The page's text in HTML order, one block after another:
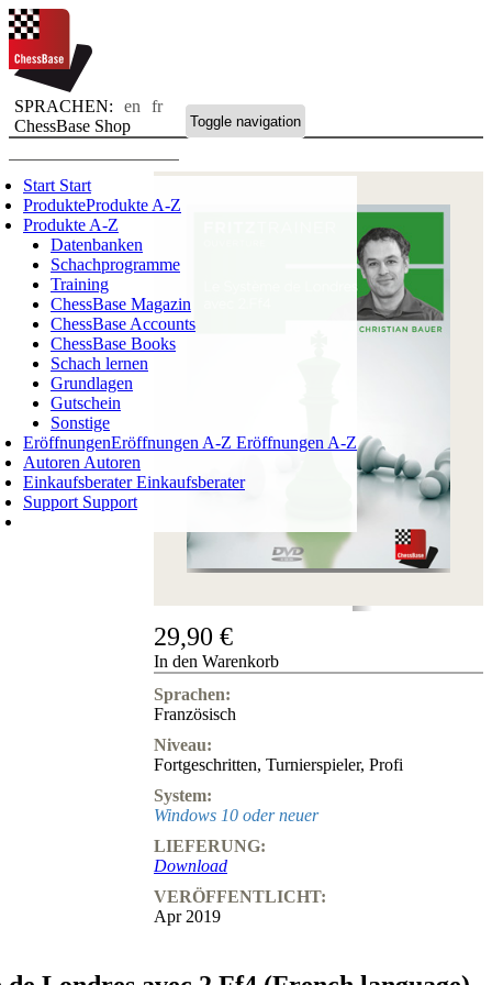
SPRACHEN: en
fr
ChessBase Shop
Toggle navigation
Start Start
ProdukteProdukte A-Z
Produkte A-Z
Datenbanken
Schachprogramme
Training
ChessBase Magazin
ChessBase Accounts
ChessBase Books
Schach lernen
Grundlagen
Gutschein
Sonstige
EröffnungenEröffnungen A-Z Eröffnungen A-Z
Autoren Autoren
EinkaufsberaterEinkaufsberater
Support Support
Login
WARENKORB
0ARTIKEL
29,90 €
In den Warenkorb
Sprachen:
Französisch
Niveau:
Fortgeschritten, Turnierspieler, Profi
System:
Windows 10 oder neuer
LIEFERUNG:
Download
VERÖFFENTLICHT:
Apr 2019